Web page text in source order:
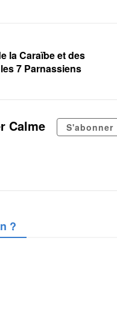
la Caraïbe et des
7 Parnassiens
Calme S'abonner
?